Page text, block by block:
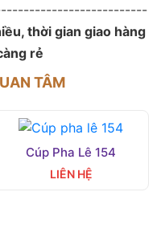
thời gian giao hàng
rẻ
TÂM
Cúp Pha Lê 154
LIÊN HỆ